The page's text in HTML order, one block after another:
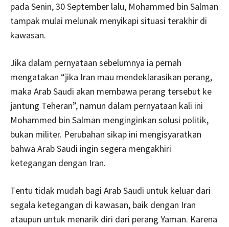
pada Senin, 30 September lalu, Mohammed bin Salman
tampak mulai melunak menyikapi situasi terakhir di
kawasan.
Jika dalam pernyataan sebelumnya ia pernah
mengatakan “jika Iran mau mendeklarasikan perang,
maka Arab Saudi akan membawa perang tersebut ke
jantung Teheran”, namun dalam pernyataan kali ini
Mohammed bin Salman menginginkan solusi politik,
bukan militer. Perubahan sikap ini mengisyaratkan
bahwa Arab Saudi ingin segera mengakhiri
ketegangan dengan Iran.
Tentu tidak mudah bagi Arab Saudi untuk keluar dari
segala ketegangan di kawasan, baik dengan Iran
ataupun untuk menarik diri dari perang Yaman. Karena